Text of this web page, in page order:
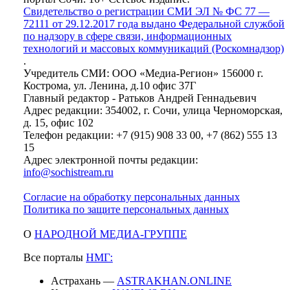
Свидетельство о регистрации СМИ ЭЛ № ФС 77 —
72111 от 29.12.2017 года выдано Федеральной службой
по надзору в сфере связи, информационных
технологий и массовых коммуникаций (Роскомнадзор)
.
Учредитель СМИ: ООО «Медиа-Регион» 156000 г.
Кострома, ул. Ленина, д.10 офис 37Г
Главный редактор - Ратьков Андрей Геннадьевич
Адрес редакции: 354002, г. Сочи, улица Черноморская,
д. 15, офис 102
Телефон редакции: +7 (915) 908 33 00, +7 (862) 555 13
15
Адрес электронной почты редакции:
info@sochistream.ru
Согласие на обработку персональных данных
Политика по защите персональных данных
О НАРОДНОЙ МЕДИА-ГРУППЕ
Все порталы НМГ:
Астрахань — ASTRAKHAN.ONLINE